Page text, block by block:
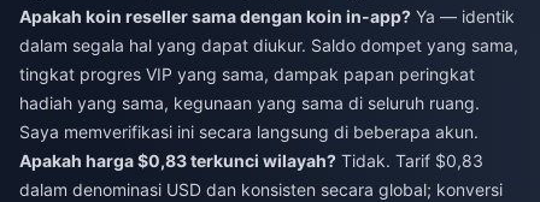
Apakah koin reseller sama dengan koin in-app? Ya — identik
dalam segala hal yang dapat diukur. Saldo dompet yang sama,
tingkat progres VIP yang sama, dampak papan peringkat
hadiah yang sama, kegunaan yang sama di seluruh ruang.
Saya memverifikasi ini secara langsung di beberapa akun.
Apakah harga $0,83 terkunci wilayah? Tidak. Tarif $0,83
dalam denominasi USD dan konsisten secara global; konversi